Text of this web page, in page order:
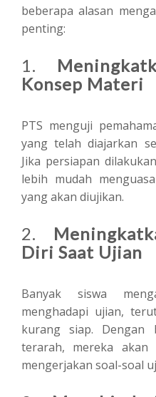
beberapa alasan
penting:
1.
Konsep Materi
PTS menguji
yang telah diajarkan
Jika persiapan
lebih mudah
yang akan diujikan.
2.
Diri Saat Ujian
Banyak siswa
menghadapi ujian,
kurang siap. Dengan
terarah, mereka akan
mengerjakan soal-soal